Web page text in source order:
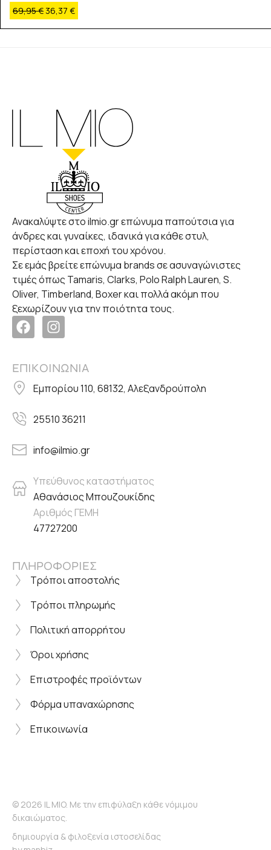
69,95€ 36,37 €
Ανακαλύψτε στο ilmio.gr επώνυμα παπούτσια για
άνδρες και γυναίκες, ιδανικά για κάθε στυλ,
περίσταση και εποχή του χρόνου.
Σε εμάς βρείτε επώνυμα brands σε ασυναγώνιστες
τιμές όπως Tamaris, Clarks, Polo Ralph Lauren, S.
Oliver, Timberland, Boxer και πολλά ακόμη που
ξεχωρίζουν για την ποιότητα τους.
ΕΠΙΚΟΙΝΩΝΙΑ
Εμπορίου 110, 68132, Αλεξανδρούπολη
25510 36211
info@ilmio.gr
Υπεύθυνος καταστήματος
Αθανάσιος Μπουζουκίδης
Αριθμός ΓΕΜΗ
47727200
ΠΛΗΡΟΦΟΡΙΕΣ
Τρόποι αποστολής
Τρόποι πληρωμής
Πολιτική απορρήτου
Όροι χρήσης
Επιστροφές προϊόντων
Φόρμα υπαναχώρησης
Επικοινωνία
© 2026 IL MIO. Με την επιφύλαξη κάθε νόμιμου
δικαιώματος.
δημιουργία & φιλοξενία ιστοσελίδας